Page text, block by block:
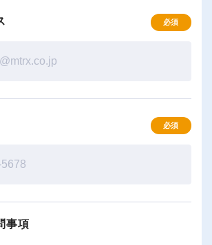
必須
必須
事項